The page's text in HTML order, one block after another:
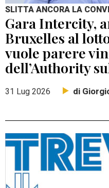
SLITTA ANCORA LA
Gara Intercity,
Bruxelles al
vuole parere
dell’Authority
31 Lug 2026 di